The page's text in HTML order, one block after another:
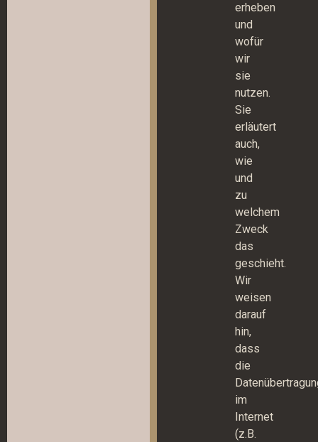
erheben
und
wofür
wir
sie
nutzen.
Sie
erläutert
auch,
wie
und
zu
welchem
Zweck
das
geschieht.
Wir
weisen
darauf
hin,
dass
die
im
Internet
(z.B.